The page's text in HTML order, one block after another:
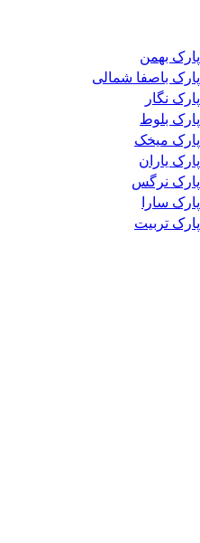
پارک بهمن
پارک باصفا شمالی
پارک نگار
پارک بلوط
پارک میخک
پارک یاران
پارک نرگس
پارک سارا
پارک تربیت